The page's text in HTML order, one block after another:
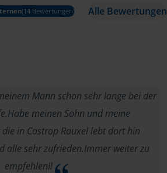
(14 Bewertungen) Alle Bewertungen
Mann schon sehr lange bei der
meinen Sohn und meine
in Castrop Rauxel lebt dort hin
alle sehr zufrieden.Immer weiter zu
empfehlen!!